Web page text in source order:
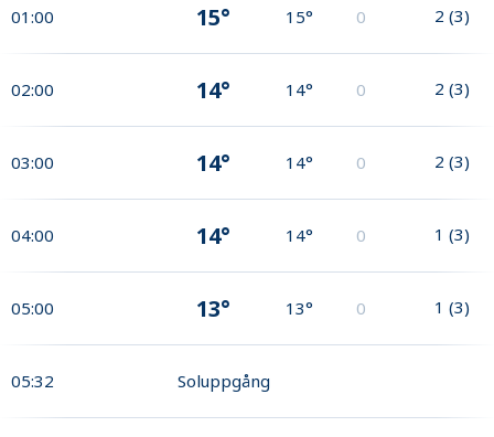
01:00 15° 15° 0 2 (3)
02:00 14° 14° 0 2 (3)
03:00 14° 14° 0 2 (3)
04:00 14° 14° 0 1 (3)
05:00 13° 13° 0 1 (3)
05:32 Soluppgång